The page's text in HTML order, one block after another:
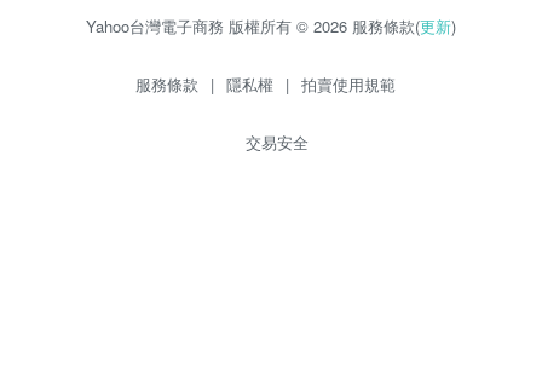
Yahoo台灣電子商務 版權所有 © 2026 服務條款(更新)
服務條款 | 隱私權 | 拍賣使用規範
交易安全